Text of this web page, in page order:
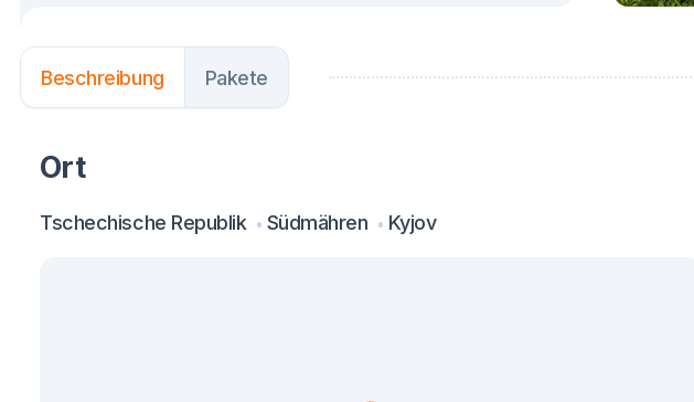
Beschreibung Pakete
Ort
Tschechische Republik Südmähren Kyjov